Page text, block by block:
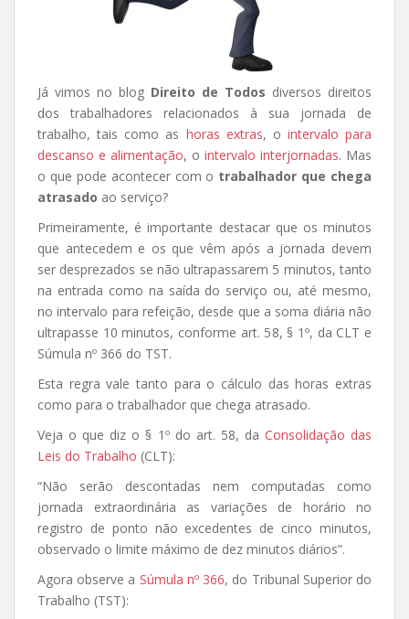
Já vimos no blog Direito de Todos diversos direitos
dos trabalhadores relacionados à sua jornada de
trabalho, tais como as horas extras, o intervalo para
descanso e alimentação, o intervalo interjornadas. Mas
o que pode acontecer com o trabalhador que chega
atrasado ao serviço?
Primeiramente, é importante destacar que os minutos
que antecedem e os que vêm após a jornada devem
ser desprezados se não ultrapassarem 5 minutos, tanto
na entrada como na saída do serviço ou, até mesmo,
no intervalo para refeição, desde que a soma diária não
ultrapasse 10 minutos, conforme art. 58, § 1º, da CLT e
Súmula nº 366 do TST.
Esta regra vale tanto para o cálculo das horas extras
como para o trabalhador que chega atrasado.
Veja o que diz o § 1º do art. 58, da Consolidação das
Leis do Trabalho (CLT):
“Não serão descontadas nem computadas como
jornada extraordinária as variações de horário no
registro de ponto não excedentes de cinco minutos,
observado o limite máximo de dez minutos diários”.
Agora observe a Súmula nº 366, do Tribunal Superior do
Trabalho (TST):